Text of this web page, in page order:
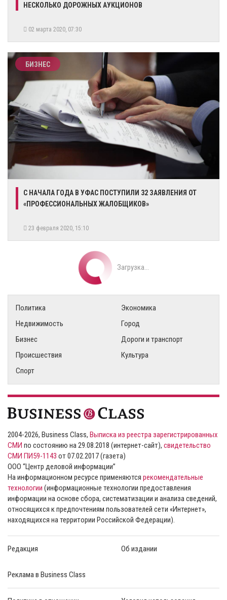
НЕСКОЛЬКО ДОРОЖНЫХ АУКЦИОНОВ
02 марта 2020, 07:30
БИЗНЕС
​С НАЧАЛА ГОДА В УФАС ПОСТУПИЛИ 32 ЗАЯВЛЕНИЯ ОТ
«ПРОФЕССИОНАЛЬНЫХ ЖАЛОБЩИКОВ»
23 февраля 2020, 15:10
Загрузка...
Политика
Экономика
Недвижимость
Город
Бизнес
Дороги и транспорт
Происшествия
Культура
Спорт
2004-2026, Business Class, Выписка из реестра зарегистрированных
СМИ по состоянию на 29.08.2018 (интернет-сайт), свидетельство
СМИ ПИ59-1143 от 07.02.2017 (газета)
ООО “Центр деловой информации”
На информационном ресурсе применяются рекомендательные
технологии (информационные технологии предоставления
информации на основе сбора, систематизации и анализа сведений,
относящихся к предпочтениям пользователей сети «Интернет»,
находящихся на территории Российской Федерации).
Редакция Об издании
Реклама в Business Class